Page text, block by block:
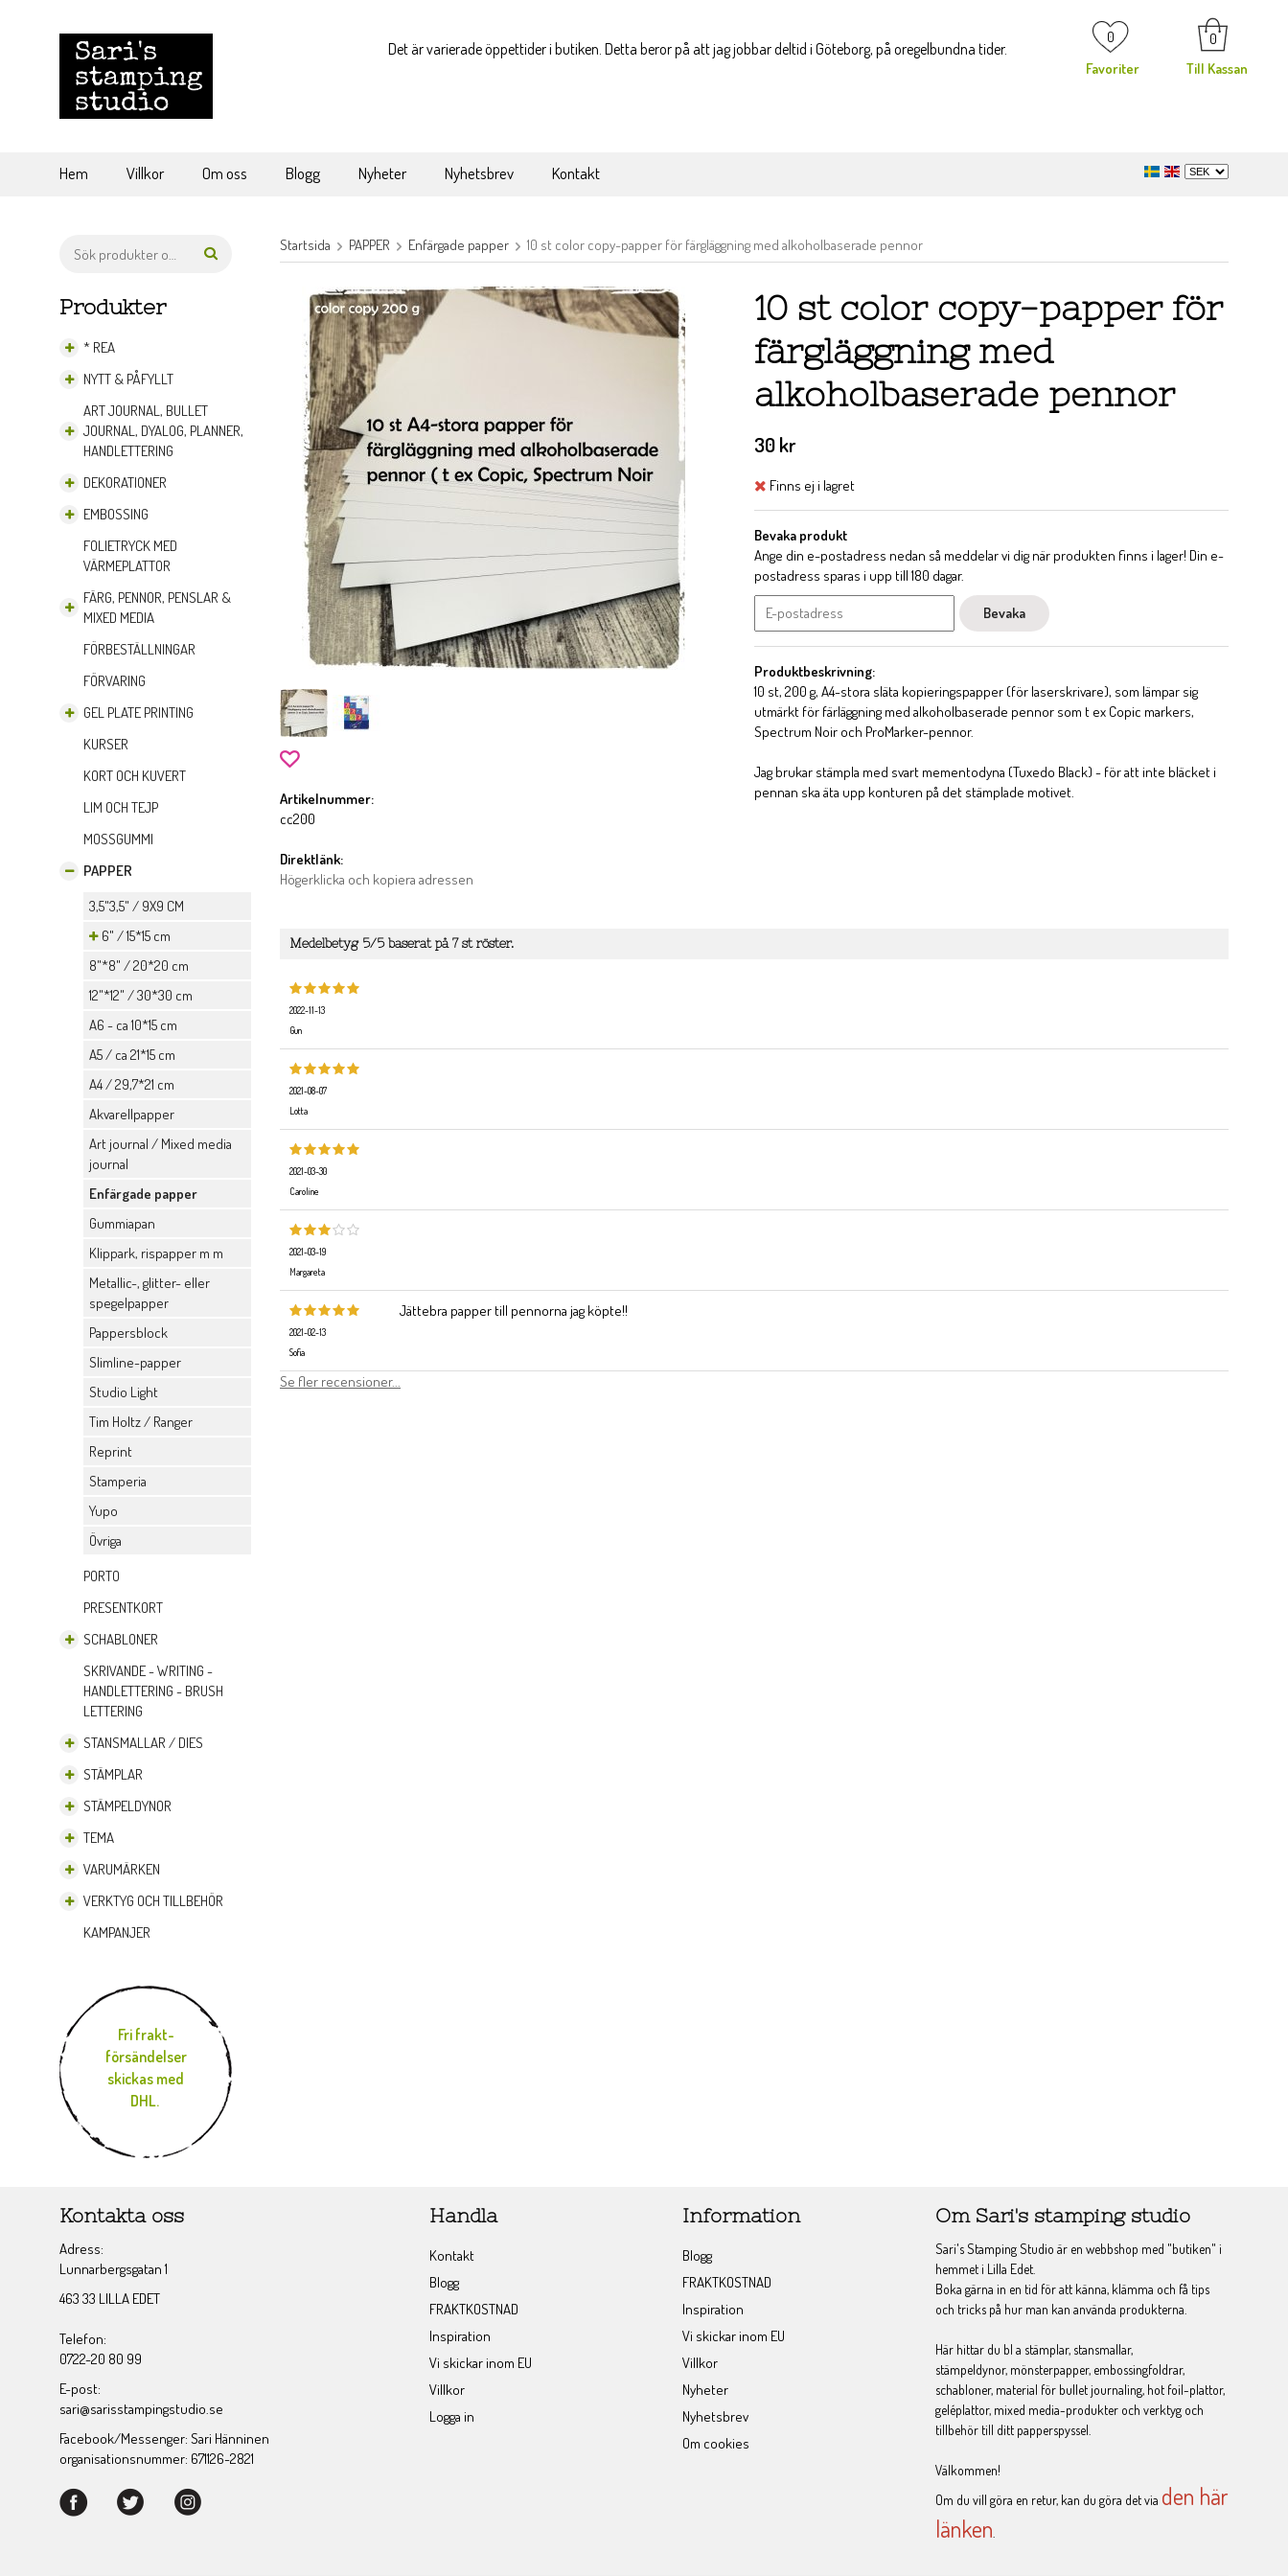
0
Favoriter
0
Till Kassan
Det är varierade öppettider i butiken. Detta beror på att jag jobbar deltid i Göteborg, på oregelbundna tider.
Hem Villkor Om oss Blogg Nyheter Nyhetsbrev Kontakt
Produkter
* REA
NYTT & PÅFYLLT
ART JOURNAL, BULLET
JOURNAL, DYALOG, PLANNER,
HANDLETTERING
DEKORATIONER
EMBOSSING
FOLIETRYCK MED
VÄRMEPLATTOR
FÄRG, PENNOR, PENSLAR &
MIXED MEDIA
FÖRBESTÄLLNINGAR
FÖRVARING
GEL PLATE PRINTING
KURSER
KORT OCH KUVERT
LIM OCH TEJP
MOSSGUMMI
PAPPER
3,5"3,5" / 9X9 CM
6"6" / 15*15 cm
8"*8" / 20*20 cm
12"*12" / 30*30 cm
A6 - ca 10*15 cm
A5 / ca 21*15 cm
A4 / 29,7*21 cm
Akvarellpapper
Art journal / Mixed media
journal
Enfärgade papper
Gummiapan
Klippark, rispapper m m
Metallic-, glitter- eller
spegelpapper
Pappersblock
Slimline-papper
Studio Light
Tim Holtz / Ranger
Reprint
Stamperia
Yupo
Övriga
PORTO
PRESENTKORT
SCHABLONER
SKRIVANDE - WRITING -
HANDLETTERING - BRUSH
LETTERING
STANSMALLAR / DIES
STÄMPLAR
STÄMPELDYNOR
TEMA
VARUMÄRKEN
VERKTYG OCH TILLBEHÖR
KAMPANJER
Fri frakt-
försändelser
skickas med
DHL.
Startsida PAPPER Enfärgade papper 10 st color copy-papper för färgläggning med alkoholbaserade pennor
10 st color copy-papper för
färgläggning med
alkoholbaserade pennor
30 kr
Finns ej i lagret
Bevaka produkt
Ange din e-postadress nedan så meddelar vi dig när produkten finns i lager! Din e-
postadress sparas i upp till 180 dagar.
Bevaka
Produktbeskrivning:
10 st, 200 g, A4-stora släta kopieringspapper (för laserskrivare), som lämpar sig
utmärkt för färläggning med alkoholbaserade pennor som t ex Copic markers,
Spectrum Noir och ProMarker-pennor.
Jag brukar stämpla med svart mementodyna (Tuxedo Black) - för att inte bläcket i
pennan ska äta upp konturen på det stämplade motivet.
Artikelnummer:
cc200
Direktlänk:
Högerklicka och kopiera adressen
Medelbetyg 5/5 baserat på 7st röster.
2022-11-13
Gun
2021-08-07
Lotta
2021-03-30
Caroline
2021-03-19
Margareta
2021-02-13
Sofia
Jättebra papper till pennorna jag köpte!!
Se fler recensioner...
Kontakta oss
Adress:
Lunnarbergsgatan 1
463 33 LILLA EDET
Telefon:
0722-20 80 99
E-post:
sari@sarisstampingstudio.se
Facebook/Messenger: Sari Hänninen
organisationsnummer: 671126-2821
Handla
Kontakt
Blogg
FRAKTKOSTNAD
Inspiration
Vi skickar inom EU
Villkor
Logga in
Information
Blogg
FRAKTKOSTNAD
Inspiration
Vi skickar inom EU
Villkor
Nyheter
Nyhetsbrev
Om cookies
Om Sari's stamping studio
Sari's Stamping Studio är en webbshop med "butiken" i
hemmet i Lilla Edet.
Boka gärna in en tid för att känna, klämma och få tips
och tricks på hur man kan använda produkterna.
Här hittar du bl a stämplar, stansmallar,
stämpeldynor, mönsterpapper, embossingfoldrar,
schabloner, material för bullet journaling, hot foil-plattor,
geléplattor, mixed media-produkter och verktyg och
tillbehör till ditt papperspyssel.
Välkommen!
Om du vill göra en retur, kan du göra det via den här
länken